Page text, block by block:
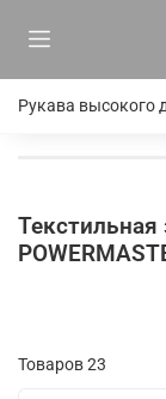
Рукава высокого
Товаров23